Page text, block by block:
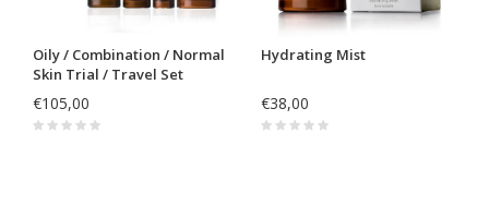
Oily / Combination / Normal
Skin Trial / Travel Set
€105,00
Hydrating Mist
€38,00